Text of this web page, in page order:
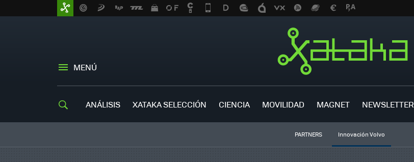
MENÚ
ANÁLISIS XATAKA SELECCIÓN CIENCIA MOVILIDAD MAGNET NEWSLETTER
PARTNERS Innovación Volvo